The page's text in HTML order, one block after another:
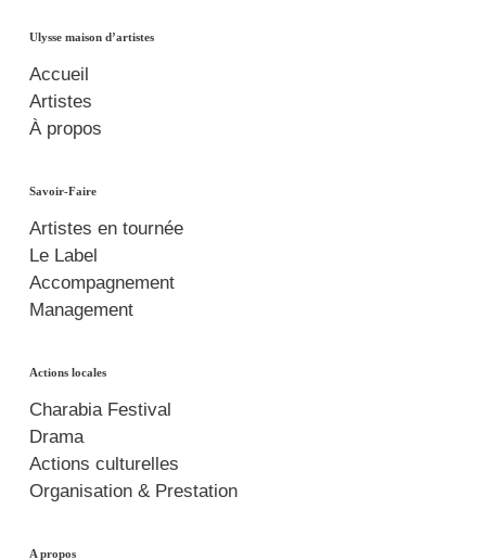
Ulysse maison d’artistes
Accueil
Artistes
À propos
Savoir-Faire
Artistes en tournée
Le Label
Accompagnement
Management
Actions locales
Charabia Festival
Drama
Actions culturelles
Organisation & Prestation
A propos